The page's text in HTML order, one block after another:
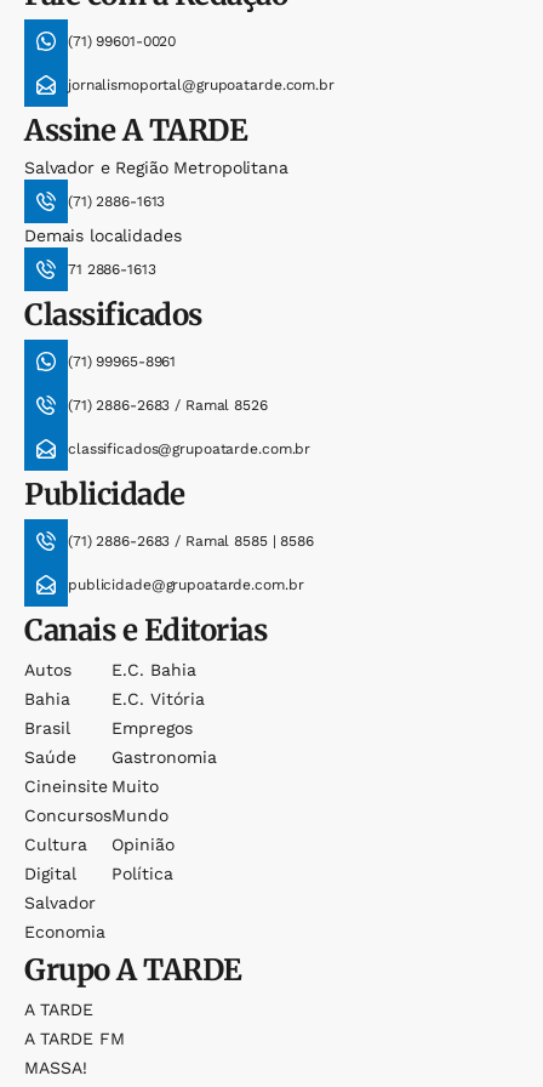
(71) 99601-0020
jornalismoportal@grupoatarde.com.br
AssineA TARDE
Salvador e Região Metropolitana
(71) 2886-1613
Demais localidades
71 2886-1613
Classificados
(71) 99965-8961
(71) 2886-2683 / Ramal 8526
classificados@grupoatarde.com.br
Publicidade
(71) 2886-2683 / Ramal 8585 | 8586
publicidade@grupoatarde.com.br
Canais e Editorias
Autos
Bahia
Brasil
Saúde
Cineinsite
Concursos
Cultura
Digital
Salvador
Economia
E.c. Bahia
E.c. Vitória
Empregos
Gastronomia
Muito
Mundo
Opinião
Política
GrupoA TARDE
A TARDE
A TARDE FM
MASSA!